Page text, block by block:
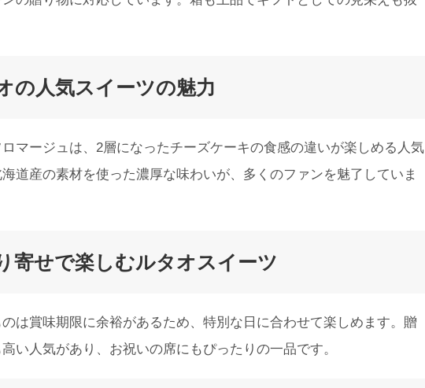
の人気スイーツの魅力
ロマージュは、2層になったチーズケーキの食感の違いが楽しめる人気
道産の素材を使った濃厚な味わいが、多くのファンを魅了していま
寄せで楽しむルタオスイーツ
は賞味期限に余裕があるため、特別な日に合わせて楽しめます。贈
い人気があり、お祝いの席にもぴったりの一品です。